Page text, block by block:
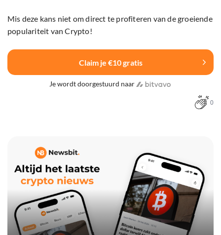
Mis deze kans niet om direct te profiteren van de groeiende
populariteit van Crypto!
Claim je €10 gratis
Je wordt doorgestuurd naar
0